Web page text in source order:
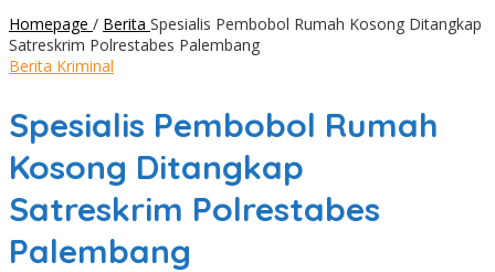
Homepage / Berita Spesialis Pembobol Rumah Kosong Ditangkap
Satreskrim Polrestabes Palembang
Berita Kriminal
Spesialis Pembobol Rumah
Kosong Ditangkap
Satreskrim Polrestabes
Palembang